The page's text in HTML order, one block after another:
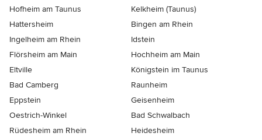
Hofheim am Taunus
Kelkheim (Taunus)
Hattersheim
Bingen am Rhein
Ingelheim am Rhein
Idstein
Flörsheim am Main
Hochheim am Main
Eltville
Königstein im Taunus
Bad Camberg
Raunheim
Eppstein
Geisenheim
Oestrich-Winkel
Bad Schwalbach
Rüdesheim am Rhein
Heidesheim